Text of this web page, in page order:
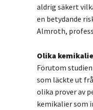
aldrig säkert
en betydande
Almroth,
Olika
Förutom
som läckte ut
olika prover av
kemikalier som